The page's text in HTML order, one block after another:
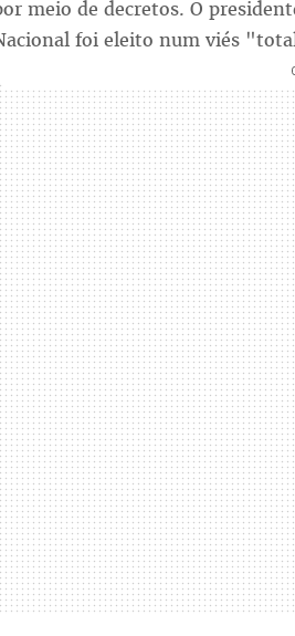
meio de decretos. O
foi eleito num viés